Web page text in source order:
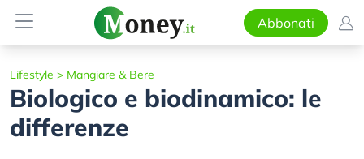
Abbonati
Lifestyle > Mangiare & Bere
Biologico e biodinamico: le
differenze